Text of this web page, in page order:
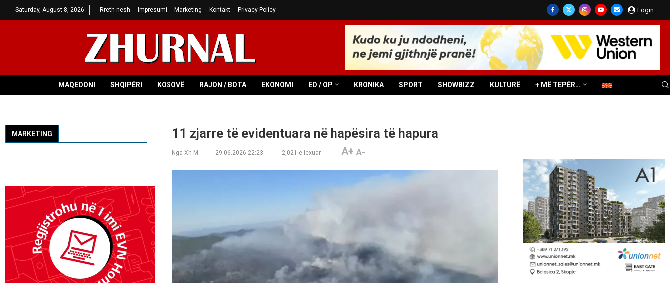
Saturday, August 8, 2026 Rreth nesh Impresumi Marketing Kontakt Privacy Policy Login
MAQEDONI SHQIPËRI KOSOVË RAJON / BOTA EKONOMI ED / OP KRONIKA SPORT SHOWBIZZ KULTURË + MË TEPËR…
11 zjarre të evidentuara në hapësira të hapura
Nga Xh M 29.06.2026 22:23 2,021 e lexuar A+ A-
MARKETING